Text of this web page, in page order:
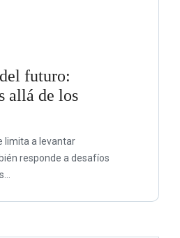
futuro:
allá de los
limita a levantar
responde a desafíos